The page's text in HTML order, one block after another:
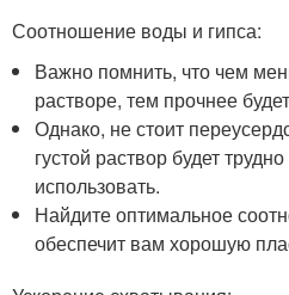
растворе, тем прочнее будет
Однако, не стоит
густой раствор будет
использовать.
Найдите оптимальное
обеспечит вам хорошую
Ускорение схватывания: